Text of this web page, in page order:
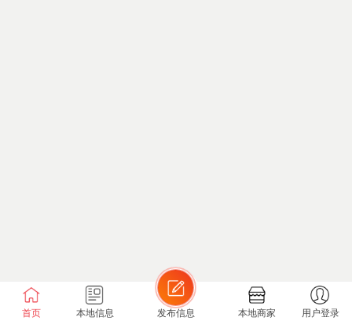
首页 本地信息 发布信息 本地商家 用户登录